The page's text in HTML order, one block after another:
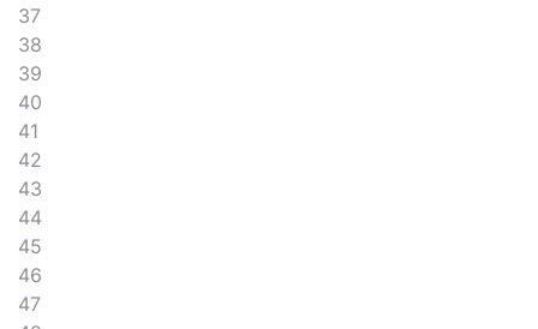
37
38
39
40
41
42
43
44
45
46
47